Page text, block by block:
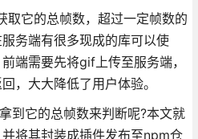
取它的总帧数，超过一定帧数的
务端有很多现成的库可以使
端需要先将gif上传至服务端，
，大大降低了用户体验。
到它的总帧数来判断呢?本文就
将其封装成插件发布至npm仓